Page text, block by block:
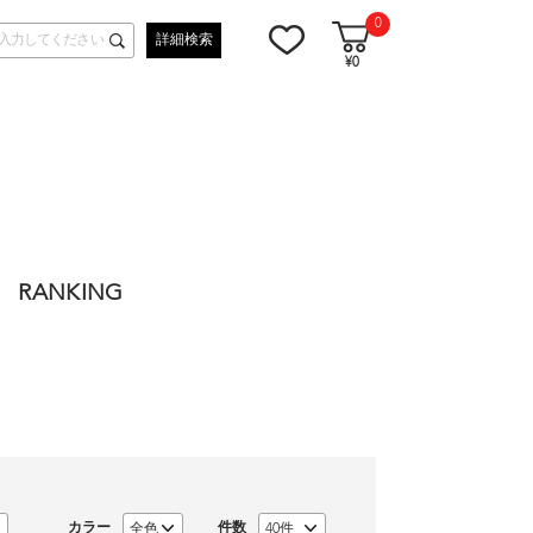
詳細検索
0
¥0
RANKING
カラー 件数